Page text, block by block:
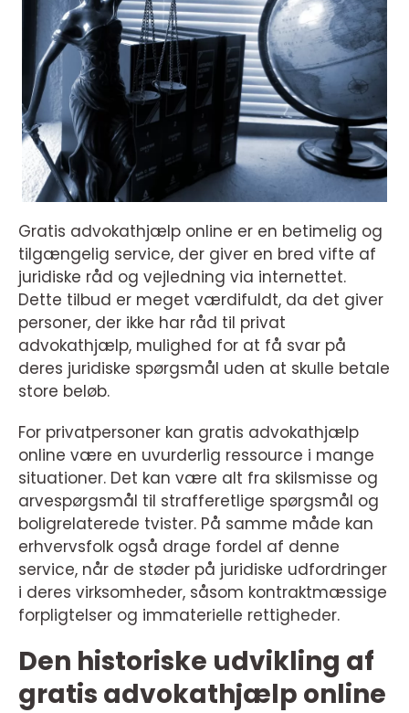
Gratis advokathjælp online er en betimelig og
tilgængelig service, der giver en bred vifte af
juridiske råd og vejledning via internettet.
Dette tilbud er meget værdifuldt, da det giver
personer, der ikke har råd til privat
advokathjælp, mulighed for at få svar på
deres juridiske spørgsmål uden at skulle betale
store beløb.
For privatpersoner kan gratis advokathjælp
online være en uvurderlig ressource i mange
situationer. Det kan være alt fra skilsmisse og
arvespørgsmål til strafferetlige spørgsmål og
boligrelaterede tvister. På samme måde kan
erhvervsfolk også drage fordel af denne
service, når de støder på juridiske udfordringer
i deres virksomheder, såsom kontraktmæssige
forpligtelser og immaterielle rettigheder.
Den historiske udvikling af
gratis advokathjælp online